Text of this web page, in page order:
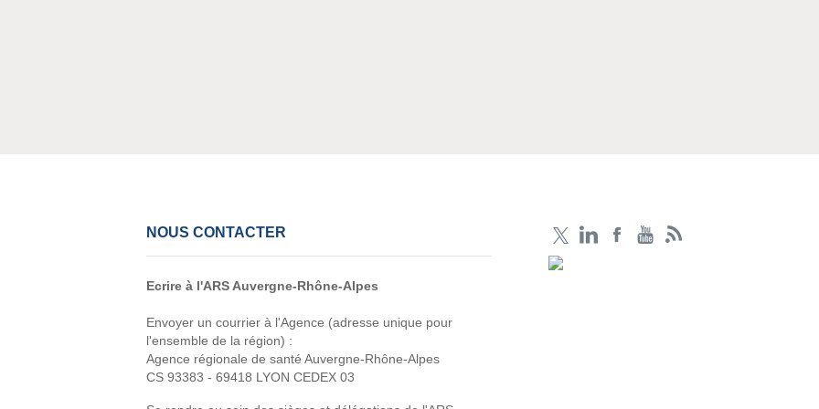
NOUS CONTACTER
Ecrire à l'ARS Auvergne-Rhône-Alpes
Envoyer un courrier à l'Agence (adresse unique pour
l'ensemble de la région) :
Agence régionale de santé Auvergne-Rhône-Alpes
CS 93383 - 69418 LYON CEDEX 03